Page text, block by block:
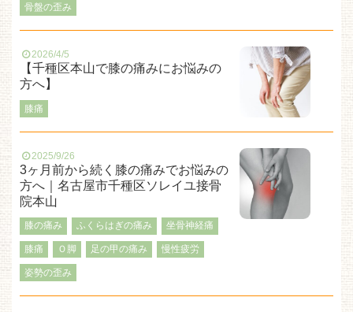
骨盤の歪み
2026/4/5
【千種区本山で膝の痛みにお悩みの
方へ】
膝痛
2025/9/26
3ヶ月前から続く膝の痛みでお悩みの
方へ｜名古屋市千種区ソレイユ接骨
院本山
膝の痛み ふくらはぎの痛み 坐骨神経痛
膝痛 Ｏ脚 足の甲の痛み 慢性疲労
姿勢の歪み